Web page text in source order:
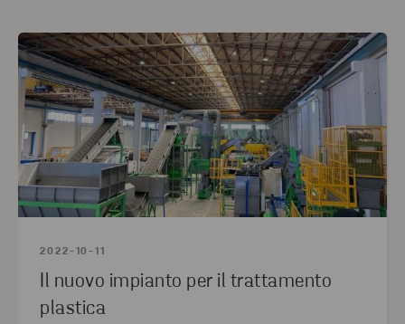
2022-10-11
Il nuovo impianto per il trattamento
plastica